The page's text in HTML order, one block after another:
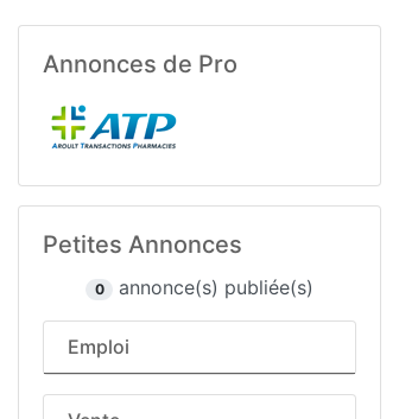
Annonces de Pro
Petites Annonces
0 annonce(s) publiée(s)
Emploi